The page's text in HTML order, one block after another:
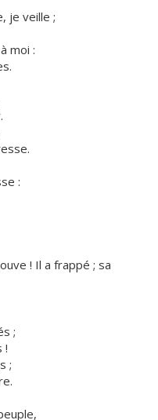
je veille ;
moi :
:
! Il a frappé ; sa
;
!
;